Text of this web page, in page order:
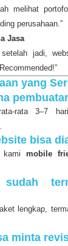
melihat
perusahaan.”
Jasa
jadi,
yang
rata 3–7
bisa
kami mobile
lengkap,
minta